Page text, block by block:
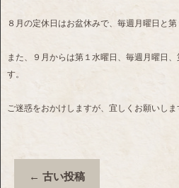
８月の定休日はお盆休みで、毎週月曜日と第
また、９月からは第１水曜日、毎週月曜日
す。
ご迷惑をおかけしますが、宜しくお願いしま
← 古い投稿